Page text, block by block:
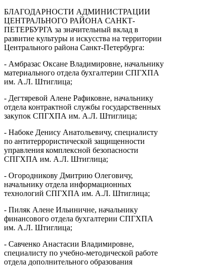
БЛАГОДАРНОСТИ АДМИНИСТРАЦИИ
ЦЕНТРАЛЬНОГО РАЙОНА САНКТ-
ПЕТЕРБУРГА за значительный вклад в
развитие культуры и искусства на территории
Центрального района Санкт-Петербурга:
- Амбразас Оксане Владимировне, начальнику
материального отдела бухгалтерии СПГХПА
им. А.Л. Штиглица;
- Дегтяревой Алене Рафиковне, начальнику
отдела контрактной службы государственных
закупок СПГХПА им. А.Л. Штиглица;
- Набоке Денису Анатольевичу, специалисту
по антитеррористической защищенности
управления комплексной безопасности
СПГХПА им. А.Л. Штиглица;
- Огородникову Дмитрию Олеговичу,
начальнику отдела информационных
технологий СПГХПА им. А.Л. Штиглица;
- Пиляк Алене Ильиничне, начальнику
финансового отдела бухгалтерии СПГХПА
им. А.Л. Штиглица;
- Савченко Анастасии Владимировне,
специалисту по учебно-методической работе
отдела дополнительного образования